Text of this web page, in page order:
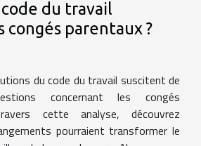
du travail
parentaux ?
du code du travail suscitent de
concernant les congés
cette analyse, découvrez
pourraient transformer le